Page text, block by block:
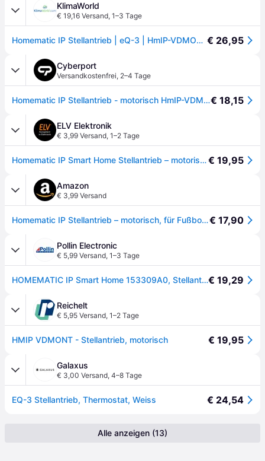
KlimaWorld
€ 19,16 Versand, 1–3 Tage
Homematic IP Stellantrieb | eQ-3 | HmIP-VDMOT | motorisch € 26,95
Cyberport
Versandkostenfrei, 2–4 Tage
Homematic IP Stellantrieb - motorisch HmIP-VDMOT€ 18,15
ELV Elektronik
€ 3,99 Versand, 1–2 Tage
Homematic IP Smart Home Stellantrieb – motorisch, HmIP-VDMOT€ 19,95
Amazon
€ 3,99 Versand
Homematic IP Stellantrieb – motorisch, für Fußbodenheizung, passend für Fußbodenheizungscontroller – 12-Fach, 3.3 V, 153309A0,White€ 17,90
Pollin Electronic
€ 5,99 Versand, 1–3 Tage
HOMEMATIC IP Smart Home 153309A0, Stellantrieb motorisch€ 19,29
Reichelt
€ 5,95 Versand, 1–2 Tage
HMIP VDMONT - Stellantrieb, motorisch € 19,95
Galaxus
€ 3,00 Versand, 4–8 Tage
EQ-3 Stellantrieb, Thermostat, Weiss € 24,54
Alle anzeigen (13)